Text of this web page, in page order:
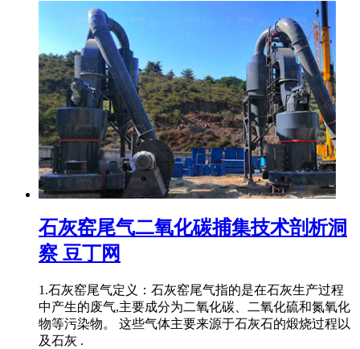
石灰窑尾气二氧化碳捕集技术剖析洞
察 豆丁网
1.石灰窑尾气定义：石灰窑尾气指的是在石灰生产过程
中产生的废气,主要成分为二氧化碳、二氧化硫和氮氧化
物等污染物。 这些气体主要来源于石灰石的煅烧过程以
及石灰 .